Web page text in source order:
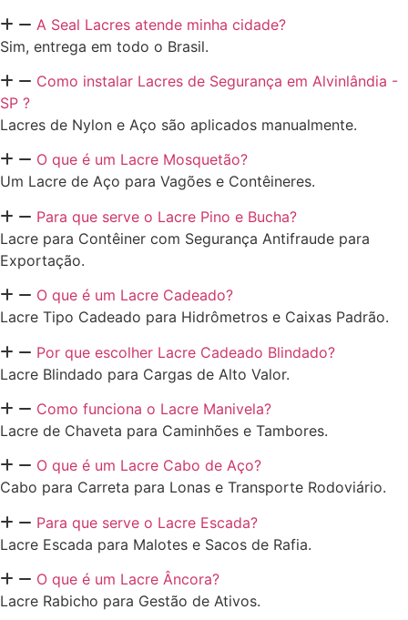
A Seal Lacres atende minha cidade?
Sim, entrega em todo o Brasil.
Como instalar Lacres de Segurança em Alvinlândia -
SP ?
Lacres de Nylon e Aço são aplicados manualmente.
O que é um Lacre Mosquetão?
Um Lacre de Aço para Vagões e Contêineres.
Para que serve o Lacre Pino e Bucha?
Lacre para Contêiner com Segurança Antifraude para
Exportação.
O que é um Lacre Cadeado?
Lacre Tipo Cadeado para Hidrômetros e Caixas Padrão.
Por que escolher Lacre Cadeado Blindado?
Lacre Blindado para Cargas de Alto Valor.
Como funciona o Lacre Manivela?
Lacre de Chaveta para Caminhões e Tambores.
O que é um Lacre Cabo de Aço?
Cabo para Carreta para Lonas e Transporte Rodoviário.
Para que serve o Lacre Escada?
Lacre Escada para Malotes e Sacos de Rafia.
O que é um Lacre Âncora?
Lacre Rabicho para Gestão de Ativos.